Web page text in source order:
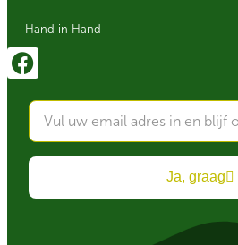
Hand in Hand
Ja, graag